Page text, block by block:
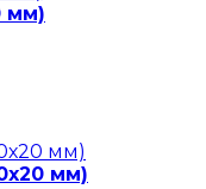
мм)
мм)